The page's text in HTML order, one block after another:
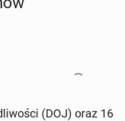
(DOJ) oraz 16